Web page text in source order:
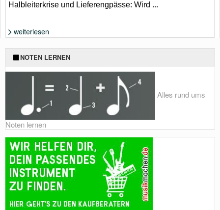
Halbleiterkrise und Lieferengpässe: Wird ...
weiterlesen
NOTEN LERNEN
Alles rund ums
Noten lernen